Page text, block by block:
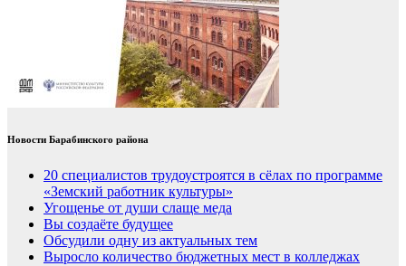
Новости Барабинского района
20 специалистов трудоустроятся в сёлах по программе
«Земский работник культуры»
Угощенье от души слаще меда
Вы создаёте будущее
Обсудили одну из актуальных тем
Выросло количество бюджетных мест в колледжах